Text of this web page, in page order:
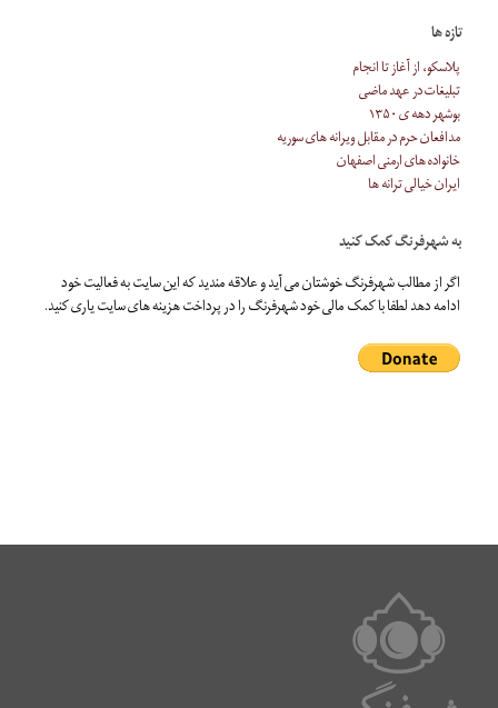
تازه ها
پلاسکو، از آغاز تا انجام
تبلیغات در عهد ماضی
بوشهر دهه ی ۱۳۵۰
مدافعان حرم در مقابل ویرانه های سوریه
خانواده های ارمنی اصفهان
ایران خیالی ترانه ها
به شهرفرنگ کمک کنید
اگر از مطالب شهرفرنگ خوشتان می آید و علاقه مندید که این سایت به فعالیت خود
ادامه دهد لطفا با کمک مالی خود شهرفرنگ را در پرداخت هزینه های سایت یاری کنید.